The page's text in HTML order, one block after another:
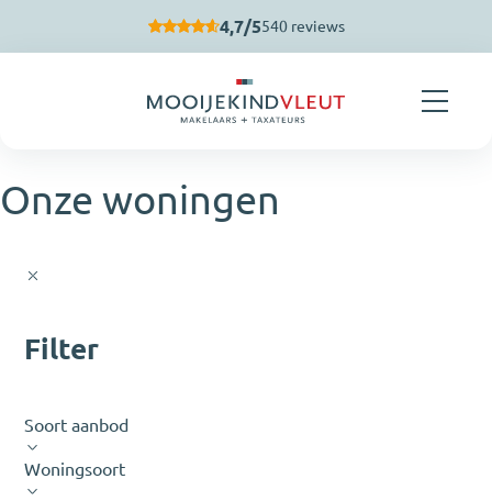
4,7/5540 reviews
Onze woningen
Filter
Soort aanbod
Woningsoort